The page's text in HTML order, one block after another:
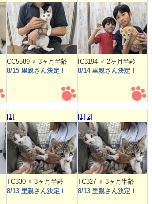
CC5589 ♀ 3ヶ月半齢
8/15 里親さん決定！
IC3194 ♂ 2ヶ月半齢
8/14 里親さん決定！
[1]
TC330 ♀ 3ヶ月半齢
8/13 里親さん決定！
[1] [2]
TC327 ♀ 3ヶ月半齢
8/13 里親さん決定！